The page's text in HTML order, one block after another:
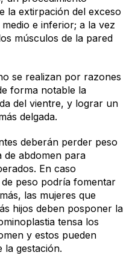
la extirpación del exceso
e inferior; a la vez
músculos de la pared
se realizan por razones
forma notable la
del vientre, y lograr un
delgada.
deberán perder peso
de abdomen para
En caso
peso podría fomentar
las mujeres que
hijos deben posponer la
tensa los
y estos pueden
la gestación.